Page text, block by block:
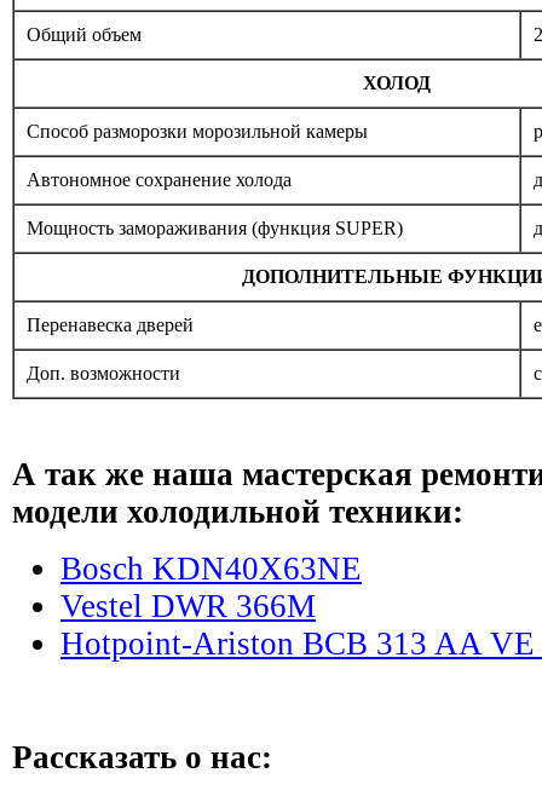
Общий объем
ХОЛОД
Способ разморозки морозильной камеры
Автономное сохранение холода
Мощность замораживания (функция SUPER)
ДОПОЛНИТЕЛЬНЫЕ
Перенавеска дверей
Доп. возможности
А так же наша мастерская
модели холодильной техники:
Bosch KDN40X63NE
Vestel DWR 366M
Hotpoint-Ariston BCB 313 AA VE
Рассказать о нас: